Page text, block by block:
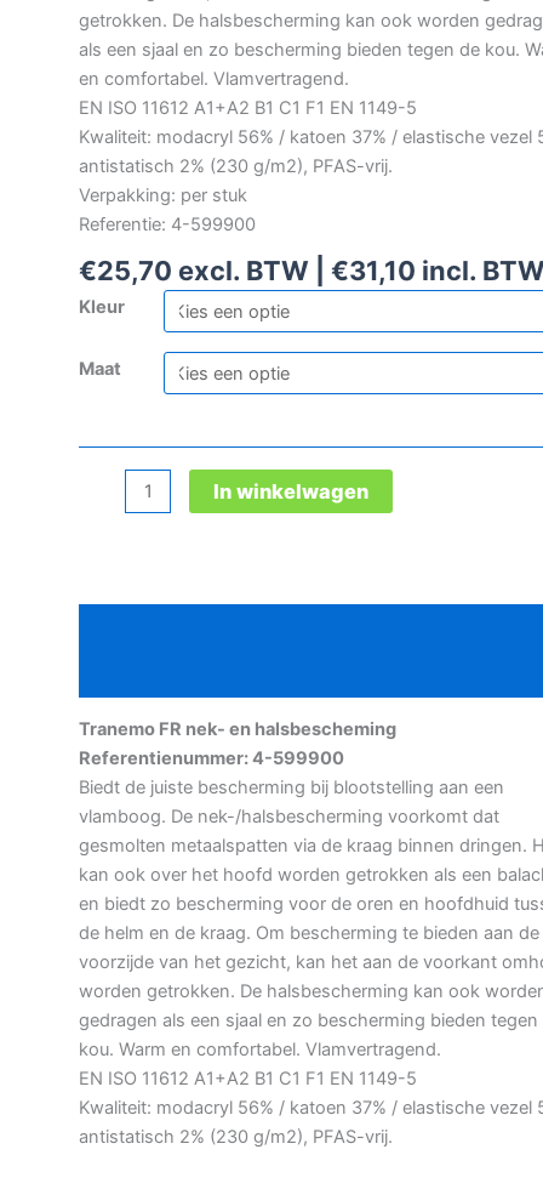
getrokken. De halsbescherming kan ook worden
als een sjaal en zo bescherming bieden tegen de kou.
en comfortabel. Vlamvertragend.
EN ISO 11612 A1+A2 B1 C1 F1 EN 1149-5
Kwaliteit: modacryl 56% / katoen 37% / elastische vezel
antistatisch 2% (230 g/m2), PFAS-vrij.
Verpakking: per stuk
Referentie: 4-599900
€25,70 excl. BTW | €31,10 incl.
Kleur
Maat
Tranemo
halsbescheming
In winkelwagen
Tranemo FR nek- en halsbescheming
Referentienummer: 4-599900
Biedt de juiste bescherming bij blootstelling aan een
vlamboog. De nek-/halsbescherming voorkomt dat
gesmolten metaalspatten via de kraag binnen dringen.
kan ook over het hoofd worden getrokken als een
en biedt zo bescherming voor de oren en hoofdhuid
de helm en de kraag. Om bescherming te bieden aan de
voorzijde van het gezicht, kan het aan de voorkant
worden getrokken. De halsbescherming kan ook
gedragen als een sjaal en zo bescherming bieden tegen
kou. Warm en comfortabel. Vlamvertragend.
EN ISO 11612 A1+A2 B1 C1 F1 EN 1149-5
Kwaliteit: modacryl 56% / katoen 37% / elastische vezel
antistatisch 2% (230 g/m2), PFAS-vrij.